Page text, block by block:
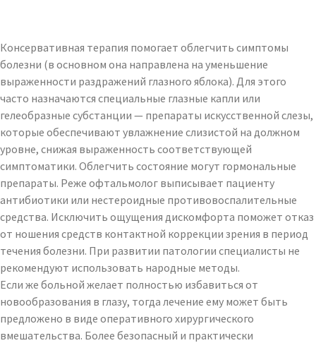
Консервативная терапия помогает облегчить симптомы
болезни (в основном она направлена на уменьшение
выраженности раздражений глазного яблока). Для этого
часто назначаются специальные глазные капли или
гелеобразные субстанции — препараты искусственной слезы,
которые обеспечивают увлажнение слизистой на должном
уровне, снижая выраженность соответствующей
симптоматики. Облегчить состояние могут гормональные
препараты. Реже офтальмолог выписывает пациенту
антибиотики или нестероидные противовоспалительные
средства. Исключить ощущения дискомфорта поможет отказ
от ношения средств контактной коррекции зрения в период
течения болезни. При развитии патологии специалисты не
рекомендуют использовать народные методы.
Если же больной желает полностью избавиться от
новообразования в глазу, тогда лечение ему может быть
предложено в виде оперативного хирургического
вмешательства. Более безопасный и практически